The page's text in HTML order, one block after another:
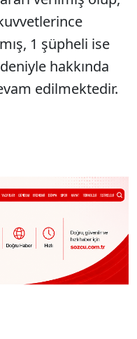
1 şüpheli ise
hakkında
edilmektedir.